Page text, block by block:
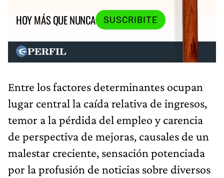
HOY MÁS QUE NUNCA
SUSCRIBITE
Entre los factores determinantes ocupan
lugar central la caída relativa de ingresos,
temor a la pérdida del empleo y carencia
de perspectiva de mejoras, causales de un
malestar creciente, sensación potenciada
por la profusión de noticias sobre diversos